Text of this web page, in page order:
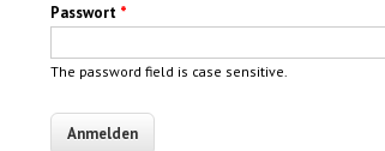
Passwort *
The password field is case sensitive.